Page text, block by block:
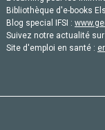
Bibliothèque d'e-books
Blog special IFSI :
Suivez notre actualité
Site d'emploi en santé :